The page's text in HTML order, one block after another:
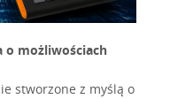
o możliwościach
stworzone z myślą o